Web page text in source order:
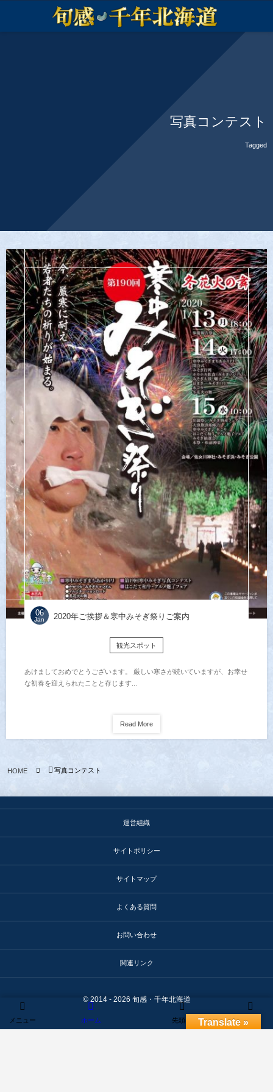
写真コンテスト
Tagged
06
Jan 2020年ご挨拶＆寒中みそぎ祭りご案内
観光スポット
あけましておめでとうございます。 厳しい寒さが続いていますが、お幸せ
な初春を迎えられたことと存じます...
Read More
HOME 写真コンテスト
運営組織
サイトポリシー
サイトマップ
よくある質問
お問い合わせ
関連リンク
© 2014 - 2026 旬感・千年北海道
メニュー 検索
ホーム 先頭へ Translate »